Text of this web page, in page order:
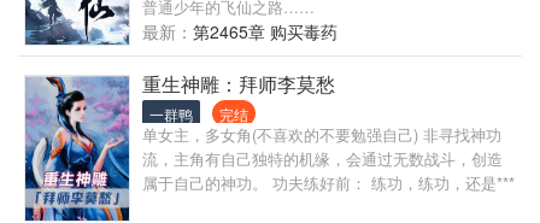
普通少年的飞仙之路……
最新： 第2465章 购买毒药
重生神雕：拜师李莫愁
一群鸭 完结
单女主，多女角(不喜欢的不要勉强自己) 非寻找神功
流，主角有自己独特的机缘，会通过无数战斗，创造
属于自己的神功。 功夫练好前： 练功，练功，还是***